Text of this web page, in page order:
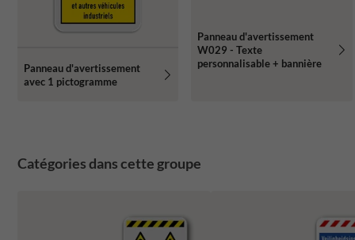
Panneau d'avertissement
avec 1 pictogramme
Panneau d'avertissement
W029 - Texte
personnalisable + bannière
Catégories dans cette groupe